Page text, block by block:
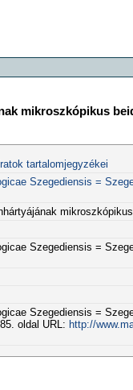
mikroszkópikus
tartalomjegyzékei
Szegediensis =
Szegediensis =
Szegediensis =
oldal URL: http://